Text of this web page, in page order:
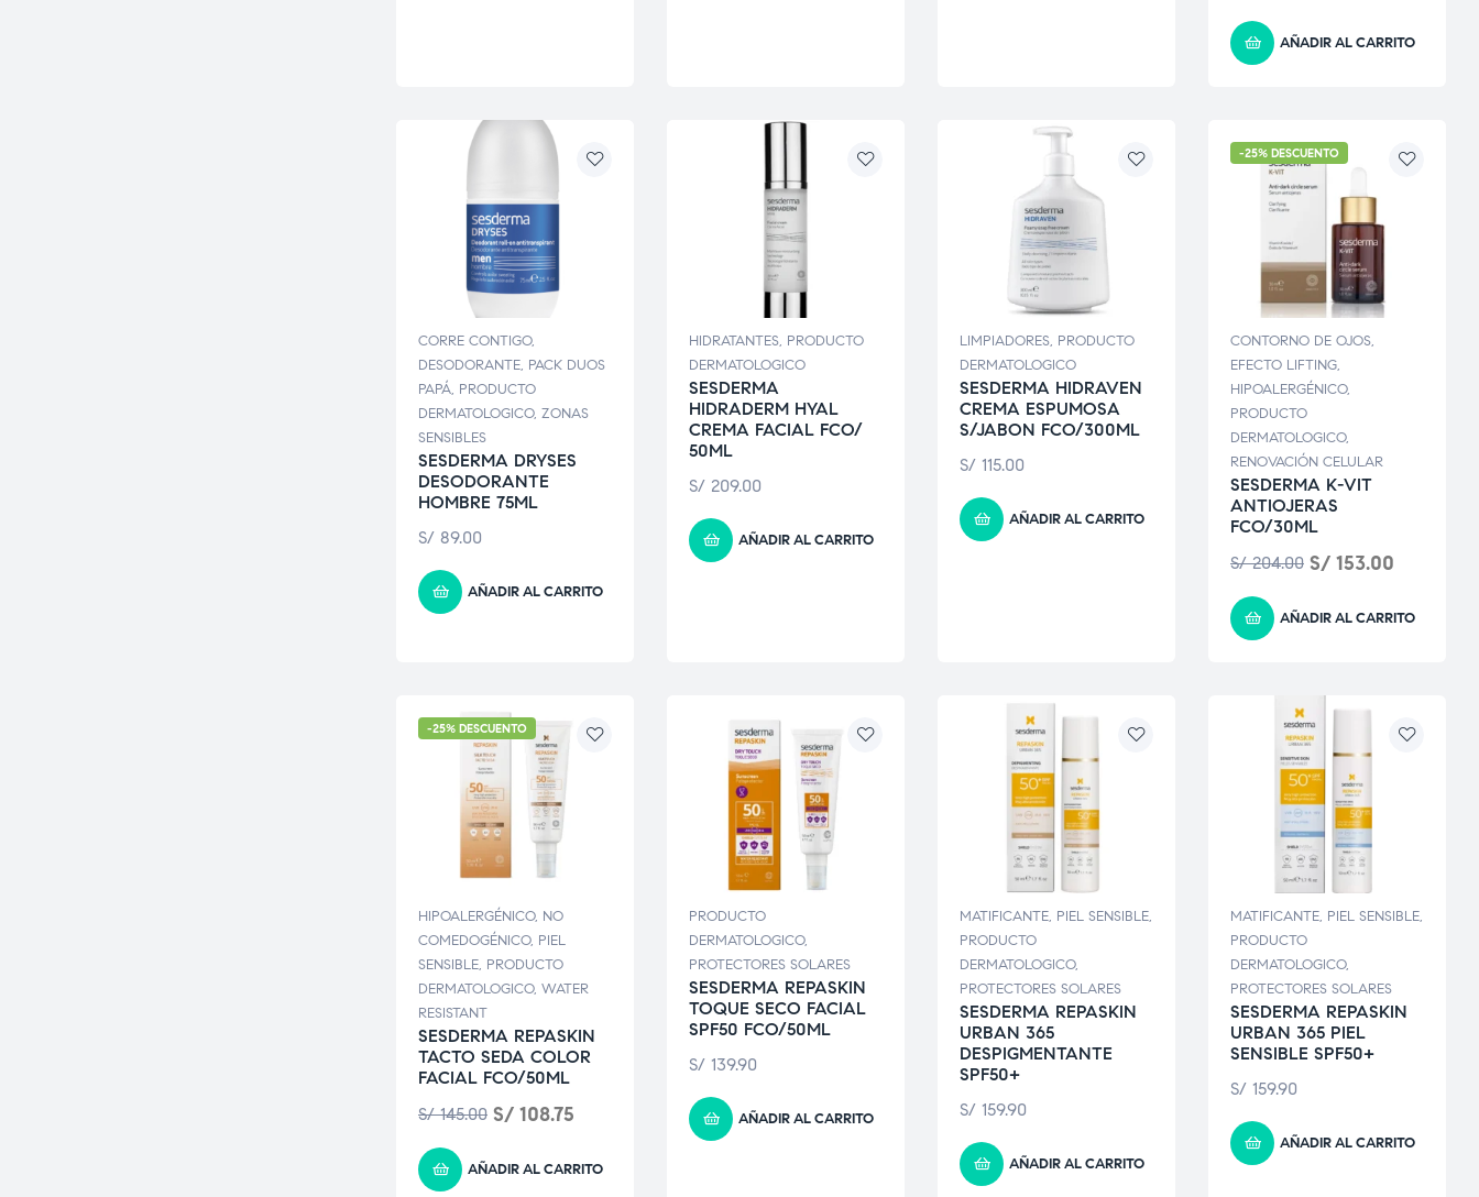
AÑADIR AL CARRITO
CORRE CONTIGO,
DESODORANTE, PACK DUOS
PAPÁ, PRODUCTO
DERMATOLOGICO, ZONAS
SENSIBLES
SESDERMA DRYSES
DESODORANTE
HOMBRE 75ML
S/ 89.00
AÑADIR AL CARRITO
HIDRATANTES, PRODUCTO
DERMATOLOGICO
SESDERMA
HIDRADERM HYAL
CREMA FACIAL FCO/
50ML
S/ 209.00
AÑADIR AL CARRITO
LIMPIADORES, PRODUCTO
DERMATOLOGICO
SESDERMA HIDRAVEN
CREMA ESPUMOSA
S/JABON FCO/300ML
S/ 115.00
AÑADIR AL CARRITO
-25% DESCUENTO
CONTORNO DE OJOS,
EFECTO LIFTING,
HIPOALERGÉNICO,
PRODUCTO
DERMATOLOGICO,
RENOVACIÓN CELULAR
SESDERMA K-VIT
ANTIOJERAS
FCO/30ML
S/204.00 S/ 153.00
AÑADIR AL CARRITO
-25% DESCUENTO
HIPOALERGÉNICO, NO
COMEDOGÉNICO, PIEL
SENSIBLE, PRODUCTO
DERMATOLOGICO, WATER
RESISTANT
SESDERMA REPASKIN
TACTO SEDA COLOR
FACIAL FCO/50ML
S/145.00 S/ 108.75
AÑADIR AL CARRITO
PRODUCTO
DERMATOLOGICO,
PROTECTORES SOLARES
SESDERMA REPASKIN
TOQUE SECO FACIAL
SPF50 FCO/50ML
S/ 139.90
AÑADIR AL CARRITO
MATIFICANTE, PIEL SENSIBLE,
PRODUCTO
DERMATOLOGICO,
PROTECTORES SOLARES
SESDERMA REPASKIN
URBAN 365
DESPIGMENTANTE
SPF50+
S/ 159.90
AÑADIR AL CARRITO
MATIFICANTE, PIEL SENSIBLE,
PRODUCTO
DERMATOLOGICO,
PROTECTORES SOLARES
SESDERMA REPASKIN
URBAN 365 PIEL
SENSIBLE SPF50+
S/ 159.90
AÑADIR AL CARRITO